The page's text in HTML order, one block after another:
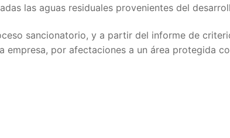
las aguas residuales provenientes del
sancionatorio, y a partir del informe de
empresa, por afectaciones a un área protegida